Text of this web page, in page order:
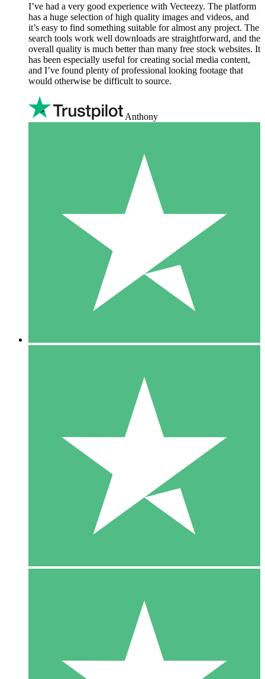
I’ve had a very good experience with Vecteezy. The platform
has a huge selection of high quality images and videos, and
it’s easy to find something suitable for almost any project. The
search tools work well downloads are straightforward, and the
overall quality is much better than many free stock websites. It
has been especially useful for creating social media content,
and I’ve found plenty of professional looking footage that
would otherwise be difficult to source.
Anthony